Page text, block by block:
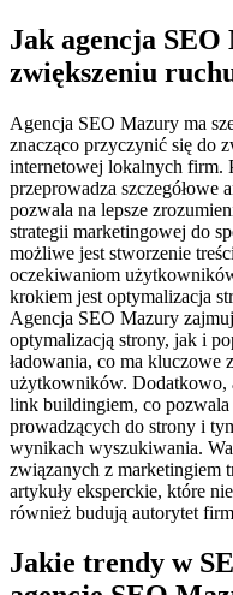
Jak agencja
zwiększeniu
Agencja SEO Mazury ma
znacząco przyczynić się do
internetowej lokalnych firm.
przeprowadza
pozwala na lepsze
strategii marketingowej do
możliwe jest stworzenie
oczekiwaniom
krokiem jest optymalizacja
Agencja SEO Mazury
optymalizacją strony, jak i
ładowania, co ma kluczowe
użytkowników. Dodatkowo,
link buildingiem, co
prowadzących do strony i
wynikach wyszukiwania.
związanych z marketingiem
artykuły eksperckie, które
również budują autorytet
Jakie trendy w